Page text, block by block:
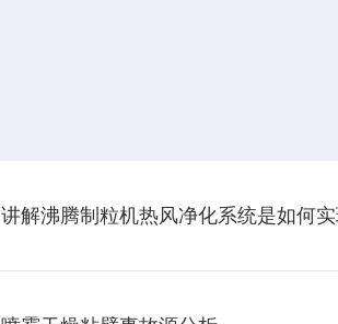
讲解沸腾制粒机热风净化系统是如何